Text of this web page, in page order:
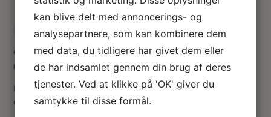
Blomster buket til dukkehus 1:12
Grøn porcelæns vase med blomster buket af Pæoner og
(tørret) Brudeslør.
Buketten er med flad bagside, så den ikke vælter i
dukkehuset, når den står op ad en væg 🙂
kan blive delt med annoncerings- og
analysepartnere, som kan kombinere dem
med data, du tidligere har givet dem eller
de har indsamlet gennem din brug af deres
tjenester. Ved at klikke på 'OK' giver du
samtykke til disse formål.